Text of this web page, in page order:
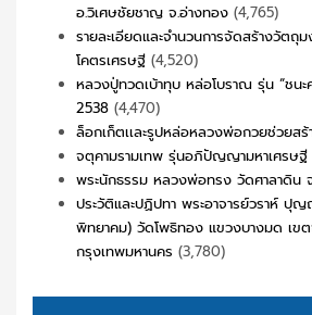
อ.วิเศษชัยชาญ จ.อ่างทอง (4,765)
รายละเอียดและจำนวนการจัดสร้างวัตถุ
โคตรเศรษฐี (4,520)
หลวงปู่ทวดเบ้าทุบ หล่อโบราณ รุ่น “ชน
2538 (4,470)
ล็อกเก็ตเเละรูปหล่อหลวงพ่อกวยช่วยสร้
จตุคามรามเทพ รุ่นอภิปัญญามหาเศรษฐี
พระนักธรรม หลวงพ่อทรง วัดศาลาดิน
ประวัติและปฏิปทา พระอาจารย์วราห์ ปุ
พิทยาคม) วัดโพธิทอง แขวงบางมด เข
กรุงเทพมหานคร (3,780)